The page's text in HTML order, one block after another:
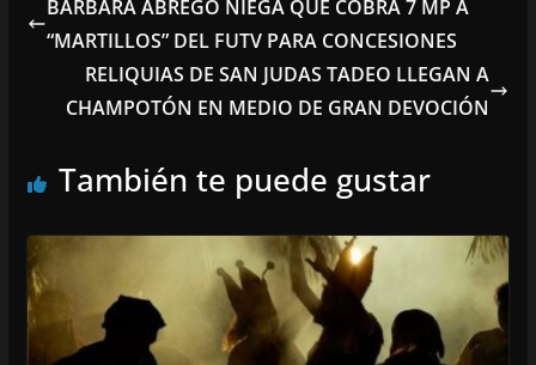
BÁRBARA ÁBREGO NIEGA QUE COBRA 7 MP A
“MARTILLOS” DEL FUTV PARA CONCESIONES
RELIQUIAS DE SAN JUDAS TADEO LLEGAN A
CHAMPOTÓN EN MEDIO DE GRAN DEVOCIÓN
También te puede gustar